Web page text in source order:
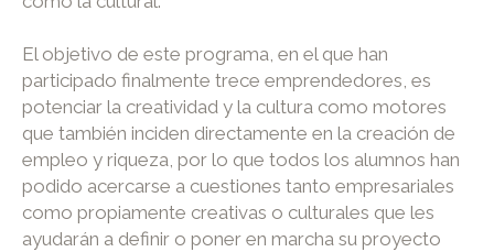
El objetivo de este programa, en el que han
participado finalmente trece emprendedores, es
potenciar la creatividad y la cultura como motores
que también inciden directamente en la creación de
empleo y riqueza, por lo que todos los alumnos han
podido acercarse a cuestiones tanto empresariales
como propiamente creativas o culturales que les
ayudarán a definir o poner en marcha su proyecto